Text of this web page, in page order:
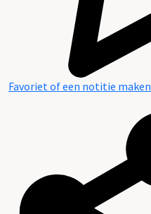
Favoriet of een notitie maken